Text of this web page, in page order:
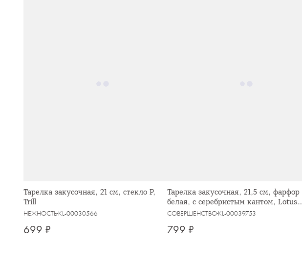
Тарелка закусочная, 21 см, стекло Р,
Trill
НЕЖНОСТЬKL-00030566
699 ₽
Тарелка закусочная, 21,5 см, фарфор
белая, с серебристым кантом, Lotus
silver
СОВЕРШЕНСТВОKL-00039753
799 ₽